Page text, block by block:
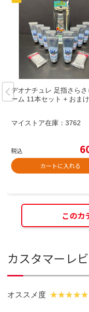
デオナチュレ 足指さらさ
ーム 11本セット + おま
マイストア在庫： 3762
税込
カートに入れる
このカ
カスタマーレ
オススメ度